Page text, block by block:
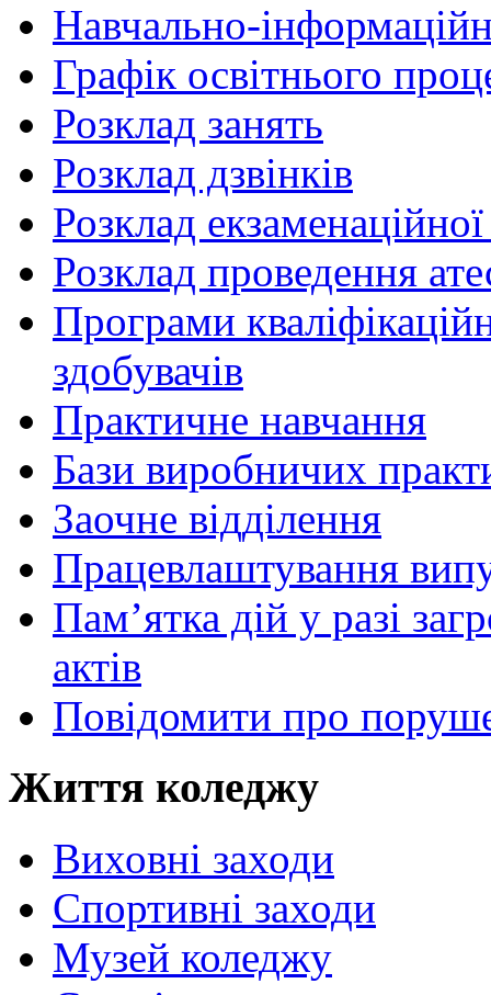
Навчально-
Графік освітнього
Розклад занять
Розклад дзвінків
Розклад екзаменаційної
Розклад проведення
Програми
здобувачів
Практичне навчання
Бази виробничих
Заочне відділення
Працевлаштування
Пам’ятка дій у разі
актів
Повідомити про
Життя коледжу
Виховні заходи
Спортивні заходи
Музей коледжу